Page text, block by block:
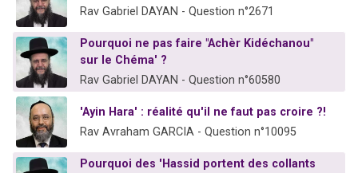
Rav Gabriel DAYAN - Question n°2671
Pourquoi ne pas faire "Achèr Kidéchanou"
sur le Chéma' ?
Rav Gabriel DAYAN - Question n°60580
'Ayin Hara' : réalité qu'il ne faut pas croire ?!
Rav Avraham GARCIA - Question n°10095
Pourquoi des 'Hassid portent des collants